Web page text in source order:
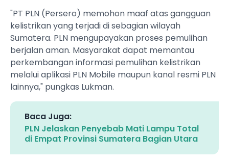
"PT PLN (Persero) memohon maaf atas gangguan
kelistrikan yang terjadi di sebagian wilayah
Sumatera. PLN mengupayakan proses pemulihan
berjalan aman. Masyarakat dapat memantau
perkembangan informasi pemulihan kelistrikan
melalui aplikasi PLN Mobile maupun kanal resmi PLN
lainnya," pungkas Lukman.
Baca Juga:
PLN Jelaskan Penyebab Mati Lampu Total
di Empat Provinsi Sumatera Bagian Utara